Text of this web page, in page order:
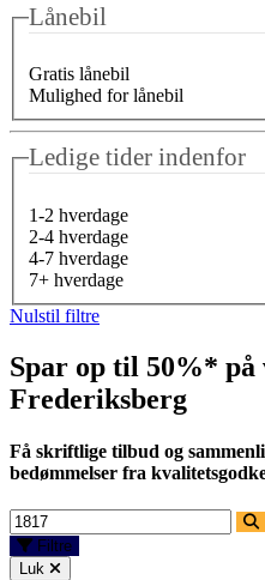
Lånebil
Gratis lånebil
Mulighed for lånebil
Ledige tider indenfor
1-2 hverdage
2-4 hverdage
4-7 hverdage
7+ hverdage
Nulstil filtre
Spar op til 50%*
Frederiksberg
Få skriftlige tilbud og
bedømmelser fra
Filtre
Luk